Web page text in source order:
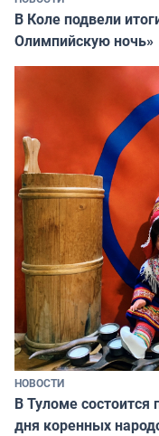
В Коле подвели
Олимпийскую ночь»
НОВОСТИ
В Туломе
дня коренных